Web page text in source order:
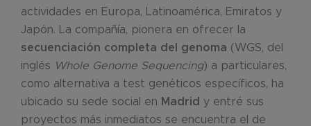
actividades en Europa, Latinoamérica, Emiratos y
Japón. La compañía, pionera en ofrecer la
secuenciación completa del genoma (WGS, del
inglés Whole Genome Sequencing) a particulares,
como alternativa a test genéticos específicos, ha
ubicado su sede social en Madrid y entré sus
proyectos más inmediatos se encuentra el de